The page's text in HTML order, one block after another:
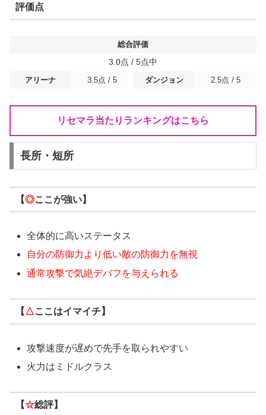
評価点
総合評価
3.0点 / 5点中
アリーナ 3.5点 / 5 ダンジョン 2.5点 / 5
リセマラ当たりランキングはこちら
長所・短所
【◎ここが強い】
全体的に高いステータス
自分の防御力より低い敵の防御力を無視
通常攻撃で気絶デバフを与えられる
【 △ここはイマイチ】
攻撃速度が遅めで先手を取られやすい
火力はミドルクラス
【☆総評】